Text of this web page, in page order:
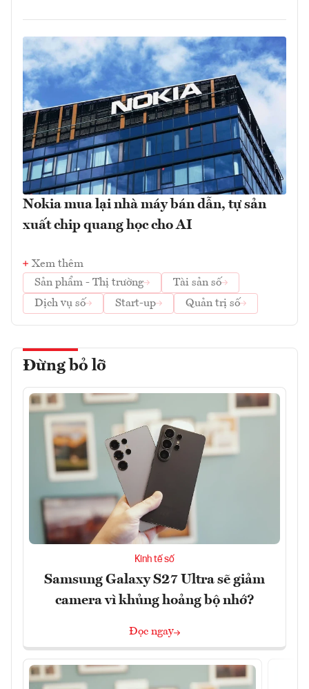
Nokia mua lại nhà máy bán dẫn, tự sản
xuất chip quang học cho AI
Xem thêm
Sản phẩm - Thị trường
Tài sản số
Dịch vụ số
Start-up Quản trị số
Đừng bỏ lỡ
Kinh tế số
Samsung Galaxy S27 Ultra sẽ giảm
camera vì khủng hoảng bộ nhớ?
Đọc ngay